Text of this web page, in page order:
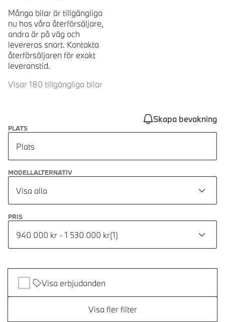
Många bilar är tillgängliga
nu hos våra återförsäljare,
andra är på väg och
levereras snart. Kontakta
återförsäljaren för exakt
leveranstid.
Visar 180 tillgängliga bilar
Skapa bevakning
PLATS
Plats
MODELLALTERNATIV
Visa alla
PRIS
940 000 kr - 1 530 000 kr(1)
Visa erbjudanden
Visa fler filter